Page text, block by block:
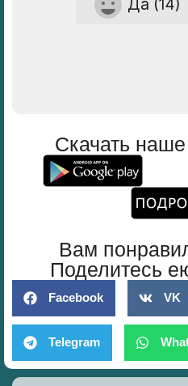
Да (14)
Скачать
Вам
Поделитесь
Facebook VK
Telegram